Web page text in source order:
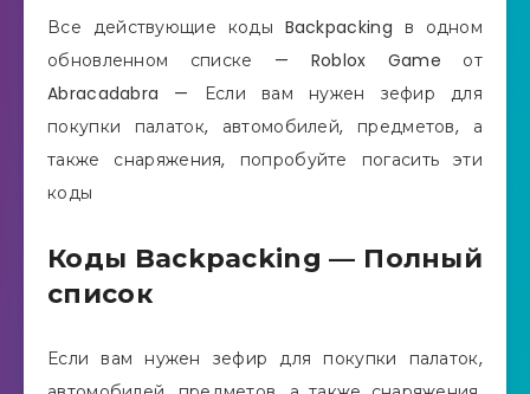
Все действующие коды Backpacking в одном
обновленном списке — Roblox Game от
Abracadabra — Если вам нужен зефир для
покупки палаток, автомобилей, предметов, а
также снаряжения, попробуйте погасить эти
коды
Коды Backpacking — Полный
список
Если вам нужен зефир для покупки палаток,